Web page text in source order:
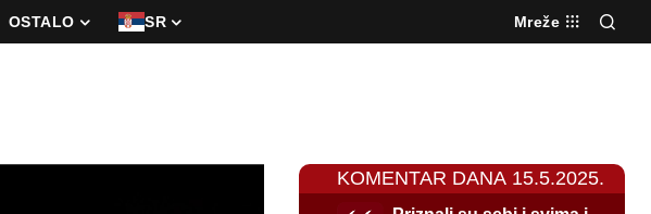
OSTALO SR Mreže
KOMENTAR DANA 15.5.2025.